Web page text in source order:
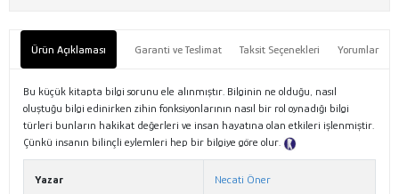
Ürün Açıklaması Garanti ve Teslimat Taksit Seçenekleri Yorumlar
Bu küçük kitapta bilgi sorunu ele alınmıştır. Bilginin ne olduğu, nasıl
oluştuğu bilgi edinirken zihin fonksiyonlarının nasıl bir rol oynadığı bilgi
türleri bunların hakikat değerleri ve insan hayatına olan etkileri işlenmiştir.
Çünkü insanın bilinçli eylemleri hep bir bilgiye göre olur.
Yazar Necati Öner